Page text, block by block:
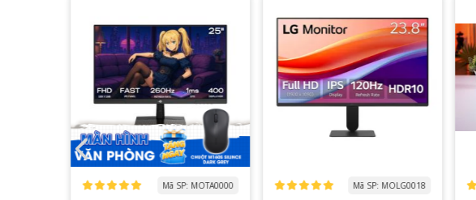
Mã SP: MOTA0000 Mã SP: MOLG0018